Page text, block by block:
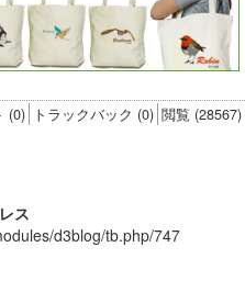
(0) トラックバック (0) 閲覧 (28567)
ス
d3blog/tb.php/747